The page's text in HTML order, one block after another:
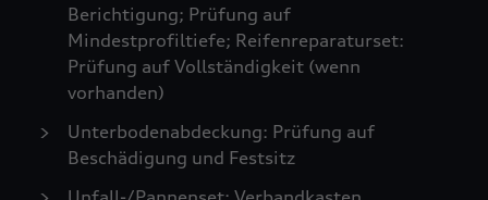
Berichtigung; Prüfung auf
Mindestprofiltiefe; Reifenreparaturset:
Prüfung auf Vollständigkeit (wenn
vorhanden)
Unterbodenabdeckung: Prüfung auf
Beschädigung und Festsitz